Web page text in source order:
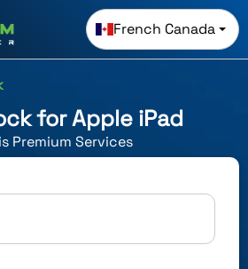
French Canada
forApple iPad
Premium Services